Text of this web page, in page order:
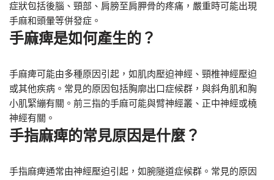
症狀包括後腦、頸部、肩膀至肩胛骨的疼痛，嚴重時可能出現
手麻和頭暈等併發症。
手麻痺是如何產生的？
手麻痺可能由多種原因引起，如肌肉壓迫神經、頸椎神經壓迫
或其他疾病。常見的原因包括胸廓出口症候群，與斜角肌和胸
小肌緊繃有關。前三指的手麻可能與臂神經叢、正中神經或橈
神經有關。
手指麻痺的常見原因是什麼？
手指麻痺通常由神經壓迫引起，如腕隧道症候群。常見的原因